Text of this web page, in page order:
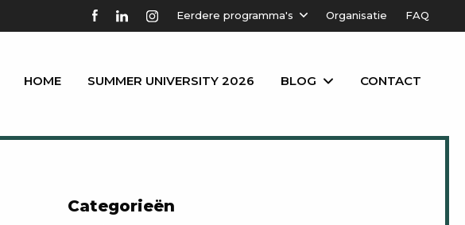
Eerdere programma's Organisatie FAQ
HOME SUMMER UNIVERSITY 2026 BLOG CONTACT
Categorieën